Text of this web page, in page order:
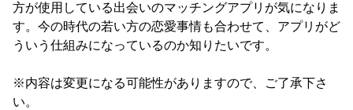
方が使用している出会いのマッチングアプリが気になりま
す。今の時代の若い方の恋愛事情も合わせて、アプリがど
ういう仕組みになっているのか知りたいです。
※内容は変更になる可能性がありますので、ご了承下さ
い。